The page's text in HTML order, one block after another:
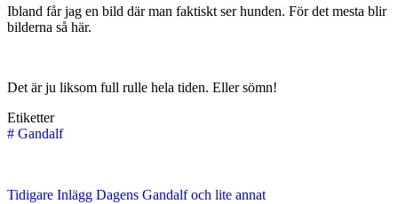
Ibland får jag en bild där man faktiskt ser hunden. För det mesta blir
bilderna så här.
Det är ju liksom full rulle hela tiden. Eller sömn!
Etiketter
# Gandalf
Tidigare Inlägg Dagens Gandalf och lite annat